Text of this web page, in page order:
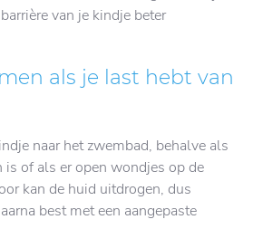
van je kindje beter
als je last hebt van
naar het zwembad, behalve als
is of als er open wondjes op de
kan de huid uitdrogen, dus
best met een aangepaste